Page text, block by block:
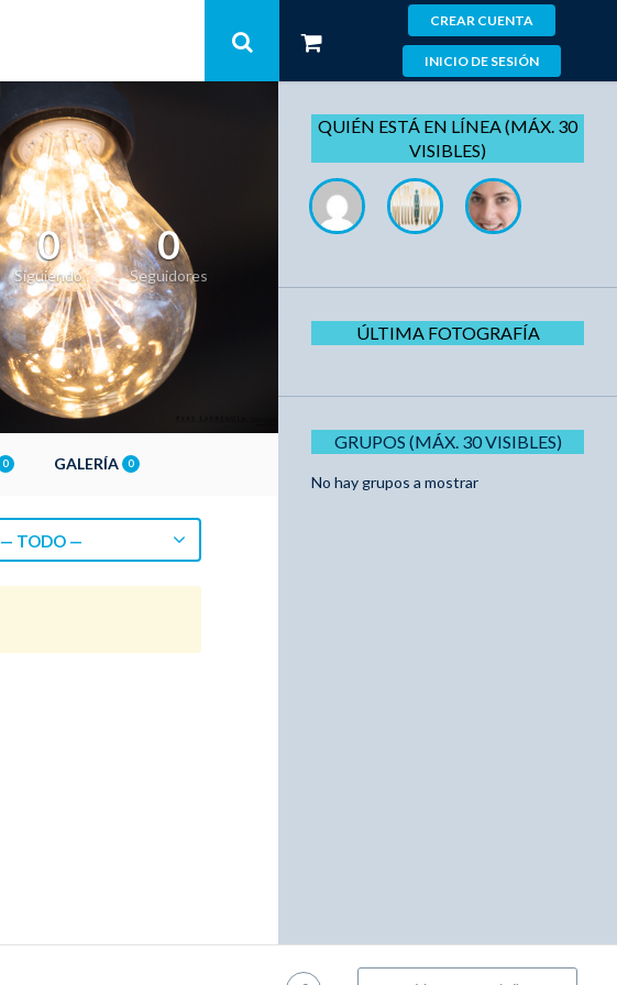
CREAR CUENTA
INICIO DE SESIÓN
0
Siguiendo
0
Seguidores
0 GALERÍA 0
— TODO —
QUIÉN ESTÁ EN LÍNEA (MÁX. 30
VISIBLES)
ÚLTIMA FOTOGRAFÍA
GRUPOS (MÁX. 30 VISIBLES)
No hay grupos a mostrar